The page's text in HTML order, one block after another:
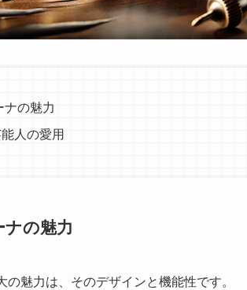
ナの魅力
人の愛用
の魅力
の魅力は、そのデザインと機能性です。